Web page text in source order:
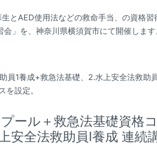
とAED使用法などの救命手当、の資格習
」を、神奈川県横須賀市にて開催します
員1養成+救急法基礎、2.水上安全法救助
を設定。
ール＋救急法基礎資格
安全法救助員I養成 連続